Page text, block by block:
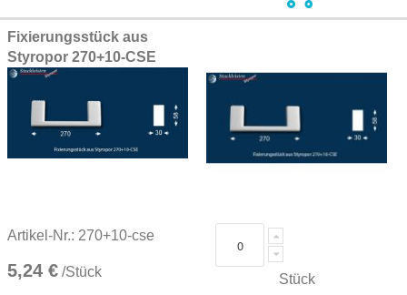
Fixierungsstück aus
Styropor 270+10-CSE
Artikel-Nr.: 270+10-cse
5,24 € /Stück Stück